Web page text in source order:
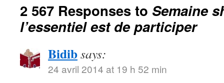
2 567 Responses to Semaine
l’essentiel est de participer
Bidibsays:
24 avril 2014 at 19 h 52 min